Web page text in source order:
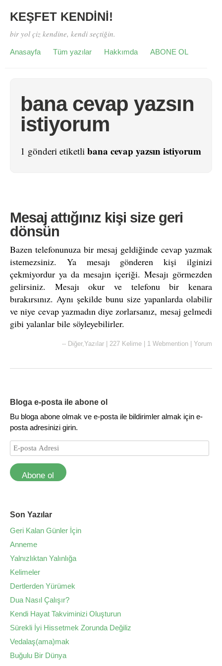
KEŞFET KENDİNİ!
bir yol çiz kendine, kendi seçtiğin.
Anasayfa Tüm yazılar Hakkımda ABONE OL
bana cevap yazsın
istiyorum
1 gönderi etiketli bana cevap yazsın istiyorum
Mesaj attığınız kişi size geri
dönsün
Bazen telefonunuza bir mesaj geldiğinde cevap yazmak
istemezsiniz. Ya mesajı gönderen kişi ilginizi
çekmiyordur ya da mesajın içeriği. Mesajı görmezden
gelirsiniz. Mesajı okur ve telefonu bir kenara
bırakırsınız. Aynı şekilde bunu size yapanlarda olabilir
ve niye cevap yazmadın diye zorlarsanız, mesaj gelmedi
gibi yalanlar bile söyleyebilirler.
-- Diğer,Yazılar 227 Kelime 1 Webmention Yorum
Bloga e-posta ile abone ol
Bu bloga abone olmak ve e-posta ile bildirimler almak için e-
posta adresinizi girin.
Abone ol
Son Yazılar
Geri Kalan Günler İçin
Anneme
Yalnızlıktan Yalınlığa
Kelimeler
Dertlerden Yürümek
Dua Nasıl Çalışır?
Kendi Hayat Takviminizi Oluşturun
Sürekli İyi Hissetmek Zorunda Değiliz
Vedalaş(ama)mak
Buğulu Bir Dünya